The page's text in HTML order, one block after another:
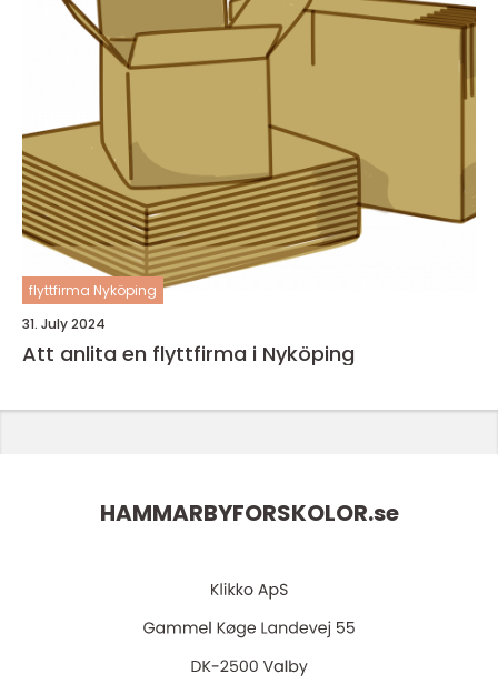
flyttfirma Nyköping
31. July 2024
Att anlita en flyttfirma i Nyköping
HAMMARBYFORSKOLOR.se